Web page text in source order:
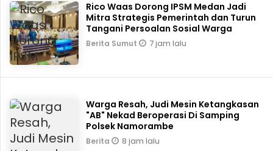
Rico Waas Dorong IPSM Medan Jadi
Mitra Strategis Pemerintah dan Turun
Tangani Persoalan Sosial Warga
Berita Sumut 7 jam lalu
Warga Resah, Judi Mesin Ketangkasan
"AB" Nekad Beroperasi Di Samping
Polsek Namorambe
Berita 8 jam lalu